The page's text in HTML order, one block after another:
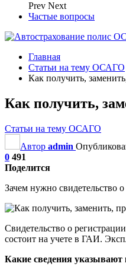
Prev Next
Частые вопросы
Главная
Статьи на тему ОСАГО
Как получить,
Как получить,
Статьи на тему ОСАГО
Автор admin
0 491
Поделится
Зачем нужно свидетельство
Свидетельство о
состоит на учете в ГАИ.
Какие сведения